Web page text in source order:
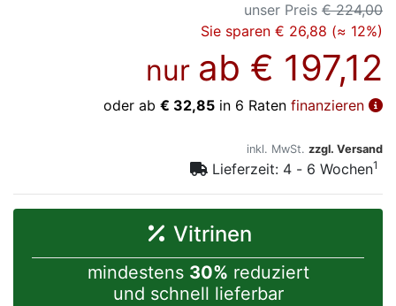
unser Preis € 224,00
Sie sparen € 26,88 (≈ 12%)
nur ab € 197,12
oder ab € 32,85 in 6 Raten finanzieren
inkl. MwSt. zzgl. Versand
Lieferzeit: 4 - 6 Wochen1
Vitrinen
mindestens 30% reduziert
und schnell lieferbar